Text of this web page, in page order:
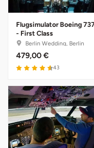
Flugsimulator Boeing
- First Class
Berlin Wedding, Berlin
479,00 €
43
Hannover
Haßfurt
Heidelberg
Heidenheim
Heilbronn
Heldburg